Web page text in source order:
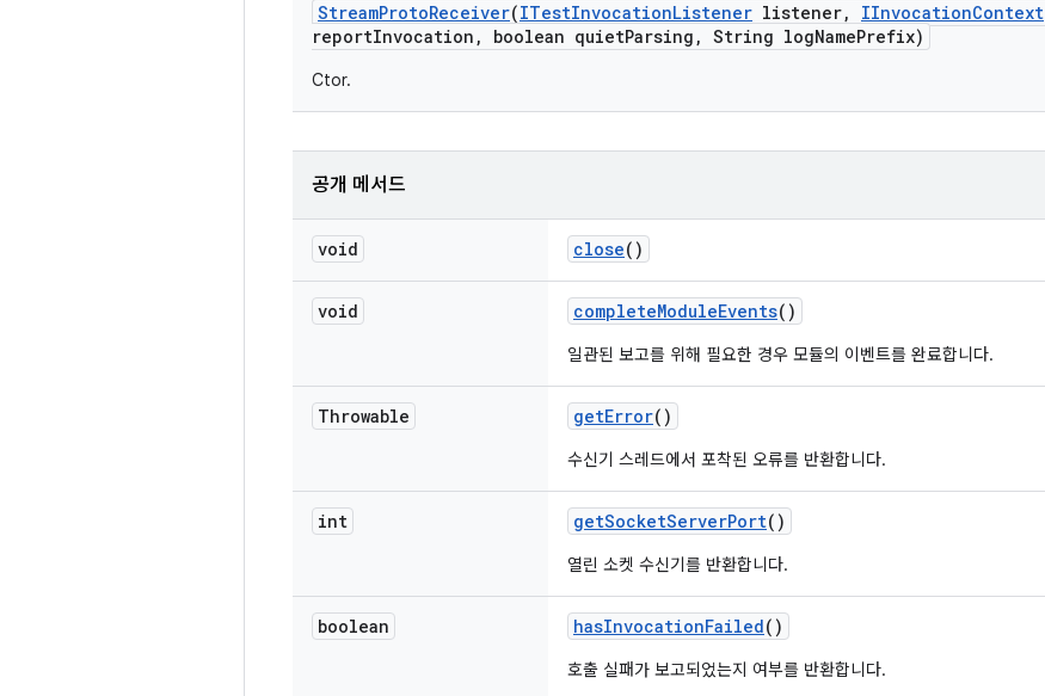
StreamProtoReceiver(ITestInvocationListener listener, IInvocationContext
reportInvocation , boolean quietParsing , String logNamePrefix)
Ctor.
공개 메서드
void close()
void completeModuleEvents()
일관된 보고를 위해 필요한 경우 모듈의 이벤트를 완료합니다.
Throwable getError()
수신기 스레드에서 포착된 오류를 반환합니다.
int getSocketServerPort()
열린 소켓 수신기를 반환합니다.
boolean hasInvocationFailed()
호출 실패가 보고되었는지 여부를 반환합니다.